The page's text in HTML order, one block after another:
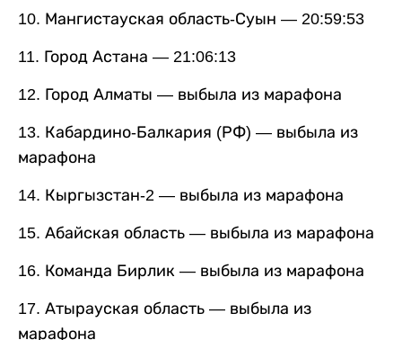
10. Мангистауская область-Суын — 20:59:53
11. Город Астана — 21:06:13
12. Город Алматы — выбыла из марафона
13. Кабардино-Балкария (РФ) — выбыла из
марафона
14. Кыргызстан-2 — выбыла из марафона
15. Абайская область — выбыла из марафона
16. Команда Бирлик — выбыла из марафона
17. Атырауская область — выбыла из
марафона